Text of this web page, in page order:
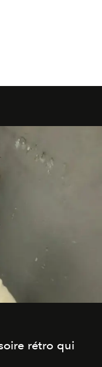
rétro qui